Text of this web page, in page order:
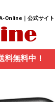
Online｜公式サイ
料無料中！